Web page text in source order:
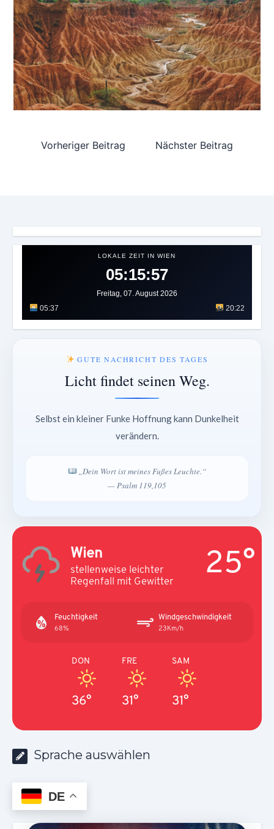
Vorheriger Beitrag Nächster Beitrag
LOKALE ZEIT IN WIEN
05:16:01
Freitag, 07. August 2026
05:37
20:22
GUTE NACHRICHT DES TAGES
Licht findet seinen Weg.
Selbst ein kleiner Funke Hoffnung kann Dunkelheit
verändern.
„Dein Wort ist meines Fußes Leuchte.“
— Psalm 119,105
Wien
stellenweise leichter
Regenfall mit Gewitter
25°
Feuchtigkeit
68%
Windgeschwindigkeit
23Km/h
DON
36°
FRE
31°
SAM
31°
Sprache auswählen
DE